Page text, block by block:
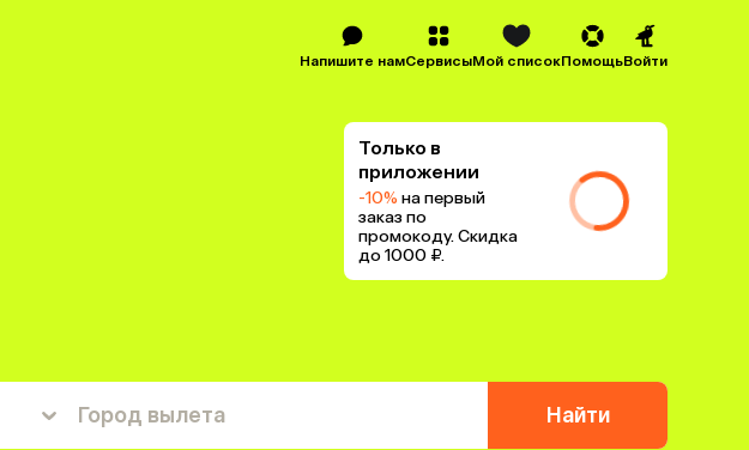
Напишите намСервисыМой списокПомощьВойти
Только в
приложении
-10% на первый
заказ по
промокоду. Скидка
до 1000 ₽.
Город вылета Найти